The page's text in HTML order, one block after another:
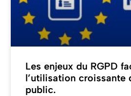
Les enjeux du RGPD
l’utilisation croissante
public.